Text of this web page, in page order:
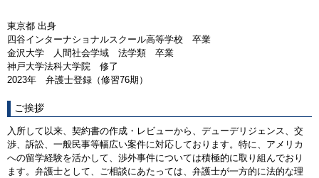
東京都 出身
四谷インターナショナルスクール高等学校 卒業
金沢大学 人間社会学域 法学類 卒業
神戸大学法科大学院 修了
2023年 弁護士登録（修習76期）
ご挨拶
入所して以来、契約書の作成・レビューから、デューデリジェンス、交
渉、訴訟、一般民事等幅広い案件に対応しております。特に、アメリカ
への留学経験を活かして、渉外事件については積極的に取り組んでおり
ます。弁護士として、ご相談にあたっては、弁護士が一方的に法的な理